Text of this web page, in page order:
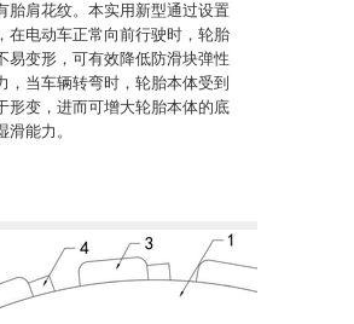
胎肩花纹。本实用新型通过设置
在电动车正常向前行驶时，轮胎
易变形，可有效降低防滑块弹性
，当车辆转弯时，轮胎本体受到
形变，进而可增大轮胎本体的底
能力。